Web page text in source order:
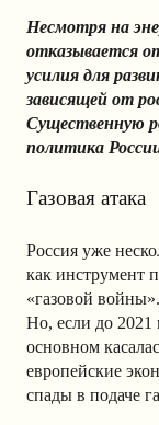
Несмотря на
отказывается
усилия для
зависящей от
Существенную
политика
Газовая атака
Россия уже
как инструмент
«газовой
Но, если до 2021
основном
европейские
спады в подаче